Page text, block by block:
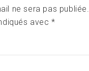
ne sera pas publiée.
avec*